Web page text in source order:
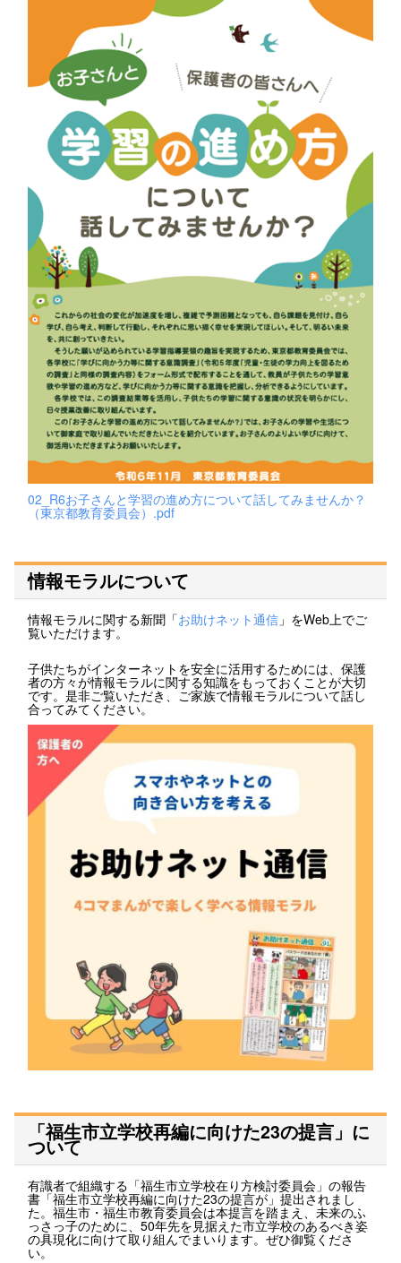
02_R6お子さんと学習の進め方について話してみませんか？
（東京都教育委員会）.pdf
情報モラルについて
情報モラルに関する新聞「お助けネット通信 」をWeb上でご
覧いただけます。
子供たちがインターネットを安全に活用するためには、保護
者の方々が情報モラルに関する知識をもっておくことが大切
です。是非ご覧いただき、ご家族で情報モラルについて話し
合ってみてください。
「福生市立学校再編に向けた23の提言」に
ついて
有識者で組織する「福生市立学校在り方検討委員会」の報告
書「福生市立学校再編に向けた23の提言が」提出されまし
た。福生市・福生市教育委員会は本提言を踏まえ、未来のふ
っさっ子のために、50年先を見据えた市立学校のあるべき姿
の具現化に向けて取り組んでまいります。ぜひ御覧くださ
い。